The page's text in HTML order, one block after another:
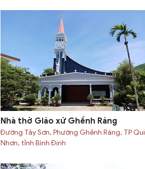
Nhà thờ Giáo xứ Ghềnh Ráng
Đường Tây Sơn, Phường Ghềnh Ráng, TP Qui
Nhơn, tỉnh Bình Định